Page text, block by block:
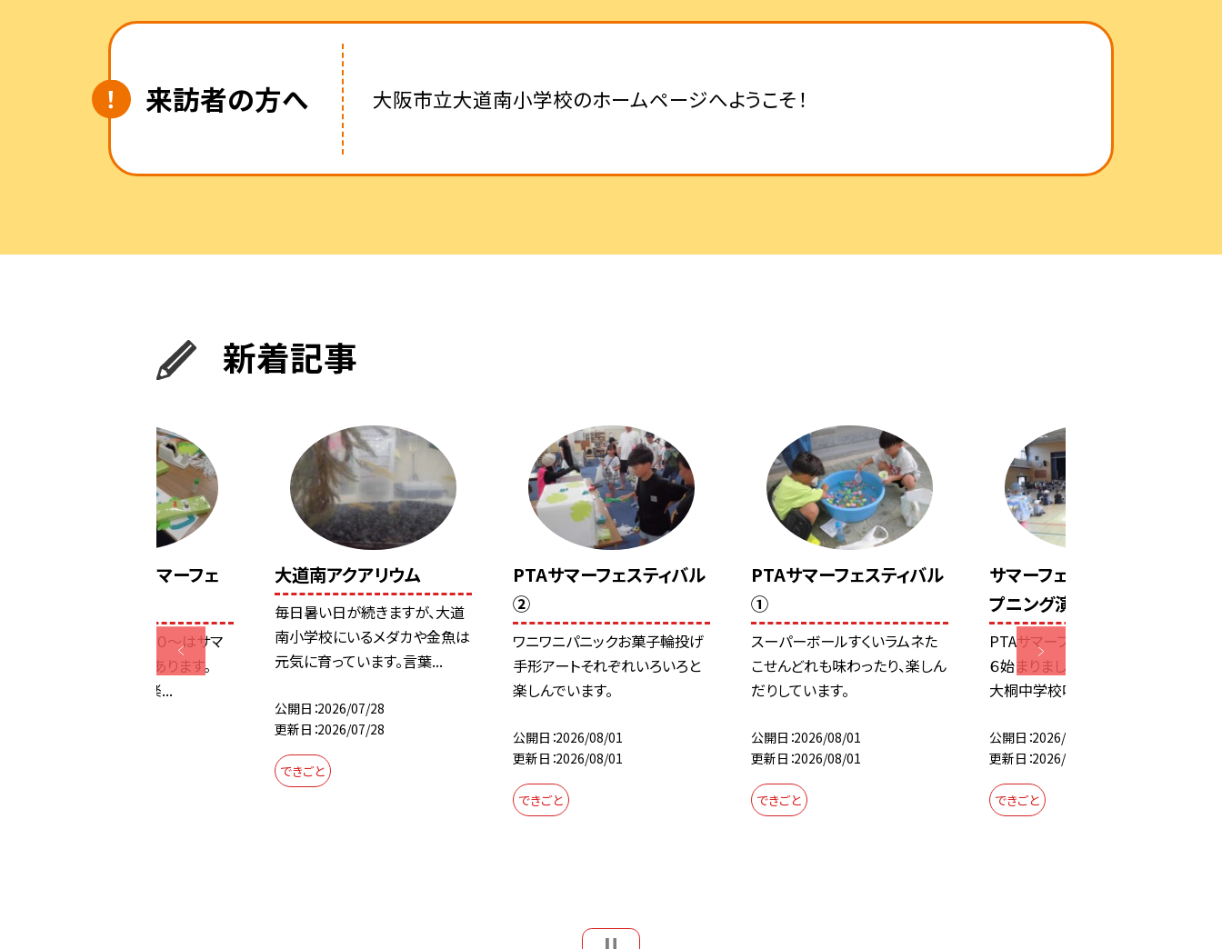
来訪者の方へ 大阪市立大道南小学校のホームページへようこそ！
新着記事
今週土曜日はサマーフェ
８月１日（土）１５：００～はサマ
ーフェスティバルがあります。
PTAのみなさんが楽...
大道南アクアリウム
毎日暑い日が続きますが、大道
南小学校にいるメダカや金魚は
元気に育っています。言葉...
公開日 2026/07/28
更新日 2026/07/28
できごと
PTAサマーフェスティバル
②
ワニワニパニックお菓子輪投げ
手形アートそれぞれいろいろと
楽しんでいます。
公開日 2026/08/01
更新日 2026/08/01
できごと
PTAサマーフェスティバル
①
スーパーボールすくいラムネた
こせんどれも味わったり、楽しん
だりしています。
公開日 2026/08/01
更新日 2026/08/01
できごと
サマーフェスティバルオー
プニング演奏♪
PTAサマーフェスティバル２０２
６始まりました！オープニングは
大桐中学校吹奏楽部...
公開日 2026/08/01
更新日 2026/08/01
できごと